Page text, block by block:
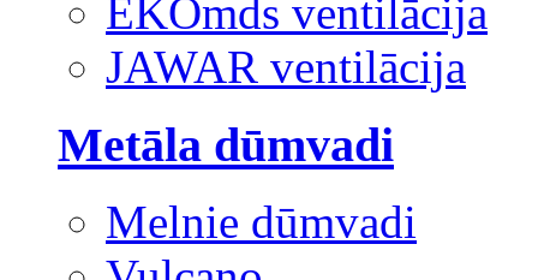
EKOmds ventilācija
JAWAR ventilācija
Metāla dūmvadi
Melnie dūmvadi